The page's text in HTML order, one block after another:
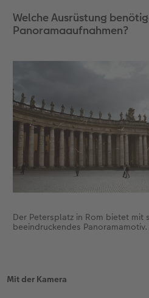
Welche Ausrüstung
Panoramaaufnahmen?
Der Petersplatz in Rom bietet mit
beeindruckendes Panoramamotiv.
Mit der Kamera